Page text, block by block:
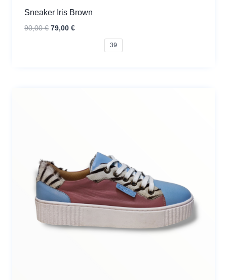
Sneaker Iris Brown
90,00€ El
79,00 €El
39